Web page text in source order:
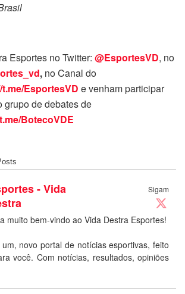
Esportes no Twitter: @EsportesVD, no
, no Canal do
EsportesVD e venham participar
grupo de debates de
BotecoVDE
Sigam
- Vida
muito bem-vindo ao Vida Destra Esportes!
novo portal de notícias esportivas, feito
você. Com notícias, resultados, opiniões